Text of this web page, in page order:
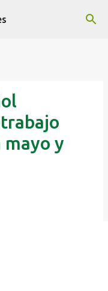
y